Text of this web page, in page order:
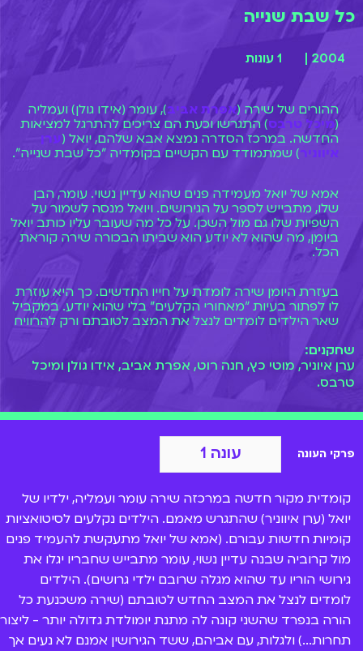
כל שבת שנייה
2004 | 1 עונות
ההורים של שירה (אפרת אביב), עומר (אידו גולן) ועמליה
(מיכל טרבס) התגרשו וכעת הם צריכים להתרגל למציאות
החדשה. במרכז הסדרה נמצא אבא שלהם, יואל (ערן
איווניר) שמתמודד עם הקשיים בקומדיה "כל שבת שנייה".
אמא של יואל מעמידה פנים שהוא עדיין נשוי. עומר, הבן
שלו, מתבייש לספר על הגירושים. ויואל מנסה לשמור על
השפיות שלו גם מול השכן. על כל מה שעובר עליו כותב יואל
ביומן, מה שהוא לא יודע הוא שביתו הבכורה שירה קוראת
הכל.
בעזרת היומן שירה לומדת על חייו החדשים. כך היא עוזרת
לו לפתור בעיות "מאחורי הקלעים" בלי שהוא יודע. במקביל
שאר הילדים לומדים לנצל את המצב לטובתם ורק להרוויח
ממנו. האם בסוף הכל יהיה טוב?
שחקנים:
ערן איוניר, מוטי כץ, חנה רוט, אפרת אביב, אידו גולן ומיכל
טרבס.
פרקי העונה עונה 1
קומדית מקור חדשה במרכזה שירה עומר ועמליה, ילדיו של
יואל (ערן איווניר) שהתגרש מאמם. הילדים נקלעים לסיטואציות
קומיות חדשות עבורם. (אמא של יואל מתעקשת להעמיד פנים
מול קרוביה שבנה עדיין נשוי, עומר מתבייש שחבריו יגלו את
גירושי הוריו עד שהוא מגלה שרובם ילדי גרושים). הילדים
לומדים לנצל את המצב החדש לטובתם (שירה משכנעת כל
הורה בנפרד שהשני קונה לה מתנת יומולדת גדולה יותר - ליצור
תחרות...) ולגלות, עם אביהם, ששד הגירושין אמנם לא נעים אך